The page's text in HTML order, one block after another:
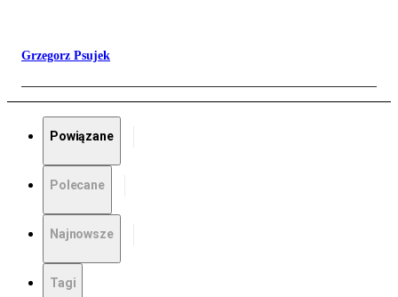
Grzegorz Psujek
Powiązane
Polecane
Najnowsze
Tagi